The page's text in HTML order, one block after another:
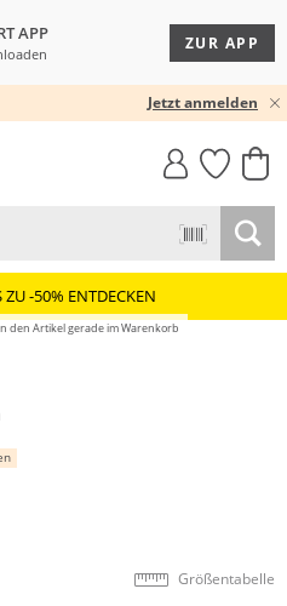
APP ZUR APP
& RÜCKVERSANDJetzt anmelden
MUST-HAVE
ZU -50% ENTDECKEN
den Artikel gerade im Warenkorb
Größentabelle